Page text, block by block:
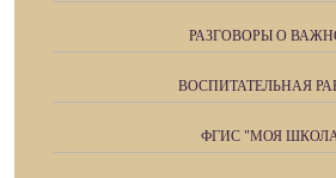
РАЗГОВОРЫ О
ВОСПИТАТЕЛЬНАЯ
ФГИС "МОЯ